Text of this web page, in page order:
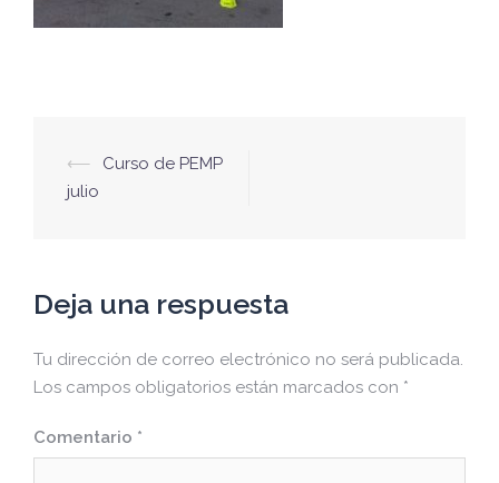
Navegación
de
⟵
Curso de PEMP
julio
Deja una respuesta
Tu dirección de correo electrónico no será publicada.
Los campos obligatorios están marcados con *
Comentario *